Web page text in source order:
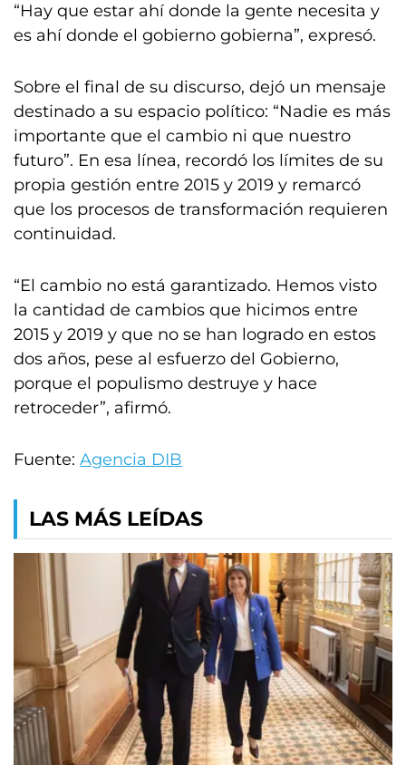
“Hay que estar ahí donde la gente necesita y
es ahí donde el gobierno gobierna”, expresó.
Sobre el final de su discurso, dejó un mensaje
destinado a su espacio político: “Nadie es más
importante que el cambio ni que nuestro
futuro”. En esa línea, recordó los límites de su
propia gestión entre 2015 y 2019 y remarcó
que los procesos de transformación requieren
continuidad.
“El cambio no está garantizado. Hemos visto
la cantidad de cambios que hicimos entre
2015 y 2019 y que no se han logrado en estos
dos años, pese al esfuerzo del Gobierno,
porque el populismo destruye y hace
retroceder”, afirmó.
Fuente: Agencia DIB
LAS MÁS LEÍDAS